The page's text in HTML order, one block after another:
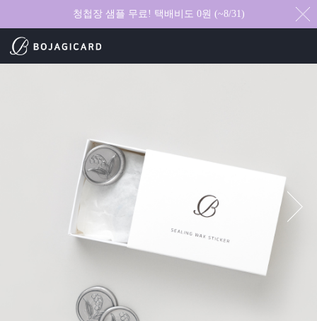
청첩장 샘플 무료! 택배비도 0원 (~8/31)